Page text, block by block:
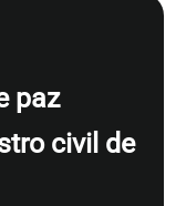
paz
civil de